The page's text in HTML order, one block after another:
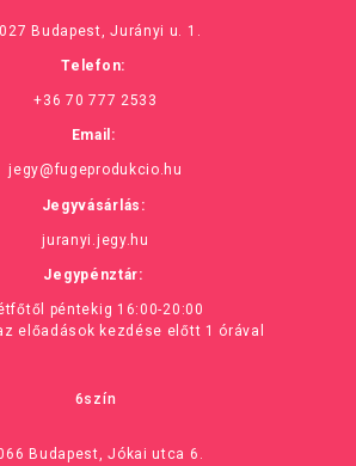
Budapest, Jurányi u. 1.
Telefon:
+36 70 777 2533
Email:
jegy@fugeprodukcio.hu
Jegyvásárlás:
juranyi.jegy.hu
Jegypénztár:
péntekig 16:00-20:00
előadások kezdése előtt 1 órával
6szín
Budapest, Jókai utca 6.